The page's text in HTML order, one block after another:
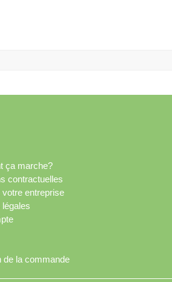
ça marche?
contractuelles
entreprise
de la commande